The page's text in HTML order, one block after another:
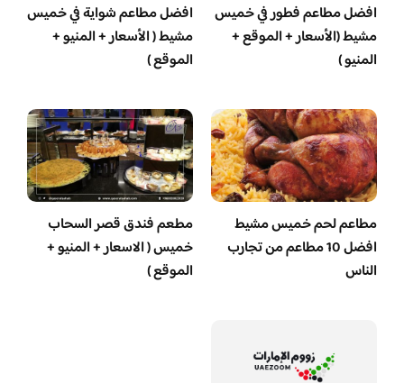
افضل مطاعم فطور في خميس
مشيط (الأسعار + الموقع +
المنيو )
افضل مطاعم شواية في خميس
مشيط ( الأسعار + المنيو +
الموقع )
مطاعم لحم خميس مشيط
افضل 10 مطاعم من تجارب
الناس
مطعم فندق قصر السحاب
خميس ( الاسعار + المنيو +
الموقع )